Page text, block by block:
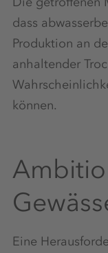
dass
Produktion an
anhaltender
können.
Eine